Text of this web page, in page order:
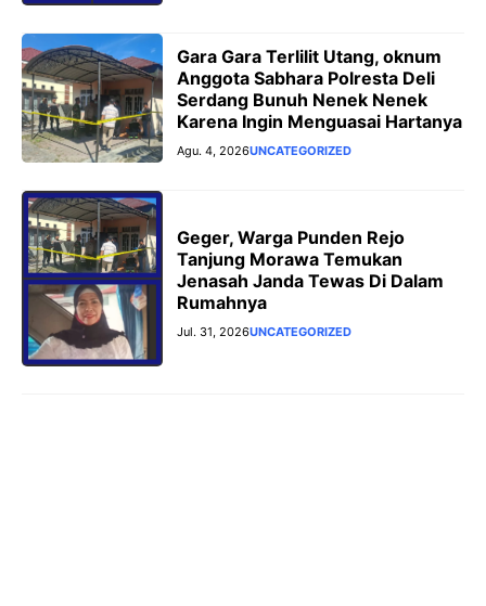
Gara Gara Terlilit Utang, oknum
Anggota Sabhara Polresta Deli
Serdang Bunuh Nenek Nenek
Karena Ingin Menguasai Hartanya
Agu. 4, 2026UNCATEGORIZED
Geger, Warga Punden Rejo
Tanjung Morawa Temukan
Jenasah Janda Tewas Di Dalam
Rumahnya
Jul. 31, 2026UNCATEGORIZED